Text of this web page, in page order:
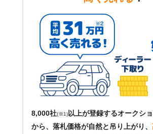
8,000社(※1)以上が登録するオークシ
から、落札価格が自然と吊り上がり、